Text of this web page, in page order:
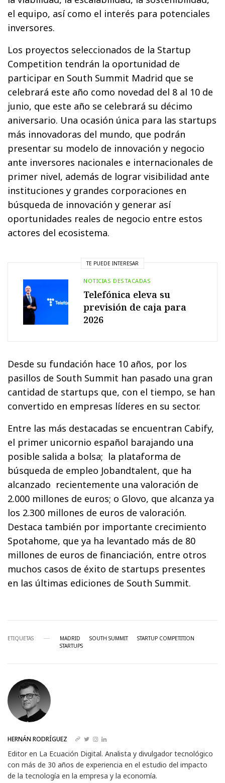
el equipo, así como el interés para potenciales
inversores.
Los proyectos seleccionados de la Startup
Competition tendrán la oportunidad de
participar en South Summit Madrid que se
celebrará este año como novedad del 8 al 10 de
junio, que este año se celebrará su décimo
aniversario. Una ocasión única para las startups
más innovadoras del mundo, que podrán
presentar su modelo de innovación y negocio
ante inversores nacionales e internacionales de
primer nivel, además de lograr visibilidad ante
instituciones y grandes corporaciones en
búsqueda de innovación y generar así
oportunidades reales de negocio entre estos
actores del ecosistema.
TE PUEDE INTERESAR
NOTICIAS DESTACADAS
Telefónica eleva su
previsión de caja para
2026
Desde su fundación hace 10 años, por los
pasillos de South Summit han pasado una gran
cantidad de startups que, con el tiempo, se han
convertido en empresas líderes en su sector.
Entre las más destacadas se encuentran Cabify,
el primer unicornio español barajando una
posible salida a bolsa; la plataforma de
búsqueda de empleo Jobandtalent, que ha
alcanzado recientemente una valoración de
2.000 millones de euros; o Glovo, que alcanza ya
los 2.300 millones de euros de valoración.
Destaca también por importante crecimiento
Spotahome, que ya ha levantado más de 80
millones de euros de financiación, entre otros
muchos casos de éxito de startups presentes
en las últimas ediciones de South Summit.
ETIQUETAS MADRID SOUTH SUMMIT
STARTUP COMPETITION
STARTUPS
HERNÁN RODRÍGUEZ
Editor en La Ecuación Digital. Analista y divulgador tecnológico
con más de 30 años de experiencia en el estudio del impacto
de la tecnología en la empresa y la economía.